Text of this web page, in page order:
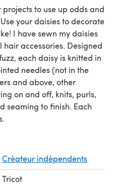
to use up odds and
your daisies to decorate
I have sewn my daisies
accessories. Designed
each daisy is knitted in
needles (not in the
and above, other
on and off, knits, purls,
seaming to finish. Each
Crèateur indèpendents
Tricot